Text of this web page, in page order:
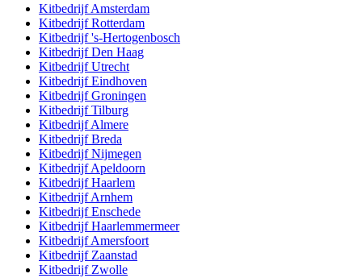
KitbedrijfAmsterdam
KitbedrijfRotterdam
Kitbedrijf's-Hertogenbosch
KitbedrijfDen Haag
KitbedrijfUtrecht
KitbedrijfEindhoven
KitbedrijfGroningen
KitbedrijfTilburg
KitbedrijfAlmere
KitbedrijfBreda
KitbedrijfNijmegen
KitbedrijfApeldoorn
KitbedrijfHaarlem
KitbedrijfArnhem
KitbedrijfEnschede
KitbedrijfHaarlemmermeer
KitbedrijfAmersfoort
Kitbedrijf Zaanstad
Kitbedrijf Zwolle